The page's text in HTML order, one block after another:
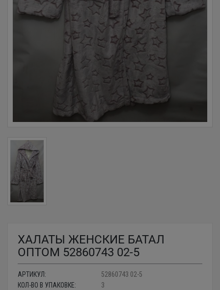
ХАЛАТЫ ЖЕНСКИЕ БАТАЛ
ОПТОМ 52860743 02-5
АРТИКУЛ:
52860743 02-5
КОЛ-ВО В УПАКОВКЕ:
3